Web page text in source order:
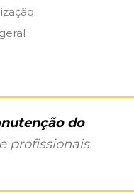
do
profissionais